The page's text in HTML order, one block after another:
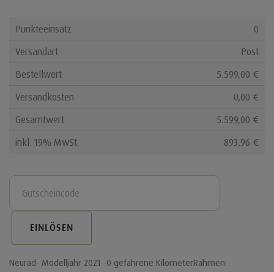
Punkteeinsatz
0
Versandart
Post
Bestellwert
5.599,00 €
Versandkosten
0,00 €
Gesamtwert
5.599,00 €
inkl. 19% MwSt.
893,96 €
EINLÖSEN
Neurad- Modelljahr 2021- 0 gefahrene KilometerRahmen: